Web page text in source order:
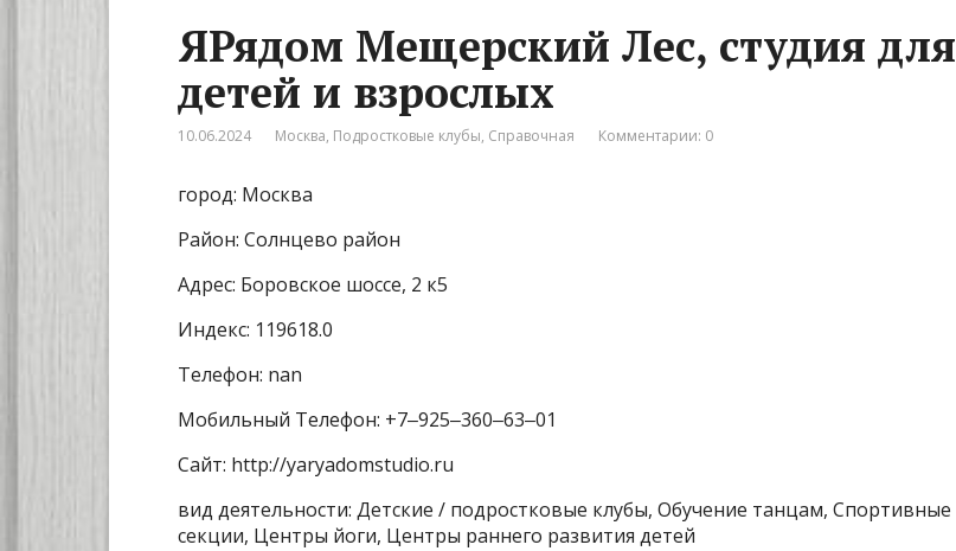
ЯРядом Мещерский Лес, студия для
детей и взрослых
10.06.2024 Москва, Подростковые клубы, Справочная Комментарии: 0
город: Москва
Район: Солнцево район
Адрес: Боровское шоссе, 2 к5
Индекс: 119618.0
Телефон: nan
Мобильный Телефон: +7‒925‒360‒63‒01
Сайт: http://yaryadomstudio.ru
вид деятельности: Детские / подростковые клубы, Обучение танцам, Спортивные
секции, Центры йоги, Центры раннего развития детей